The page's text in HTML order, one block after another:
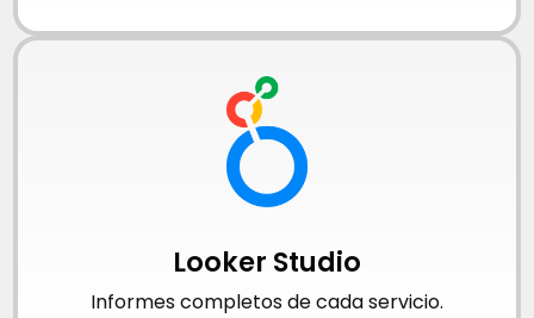
Looker Studio
Informes completos de cada servicio.